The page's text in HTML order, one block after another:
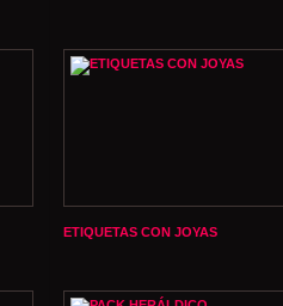
ETIQUETAS CON JOYAS